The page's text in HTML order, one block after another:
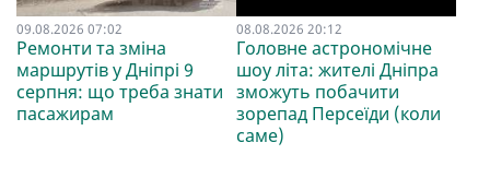
09.08.2026 07:02
Ремонти та зміна
маршрутів у Дніпрі 9
серпня: що треба знати
пасажирам
08.08.2026 20:12
Головне астрономічне
шоу літа: жителі Дніпра
зможуть побачити
зорепад Персеїди (коли
саме)